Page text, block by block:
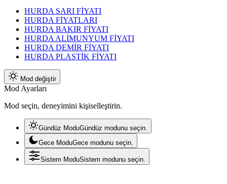
HURDA SARI FİYATI
HURDA FİYATLARI
HURDA BAKIR FİYATI
HURDA ALİMUNYUM FİYATI
HURDA DEMİR FİYATI
HURDA PLASTİK FİYATI
Mod değiştir
Mod Ayarları
Mod seçin, deneyimini kişiselleştirin.
Gündüz ModuGündüz modunu seçin.
Gece ModuGece modunu seçin.
Sistem ModuSistem modunu seçin.